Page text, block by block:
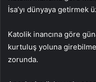
İsa’yı dünyaya getirmek
Katolik inancına göre
kurtuluş yoluna
zorunda.